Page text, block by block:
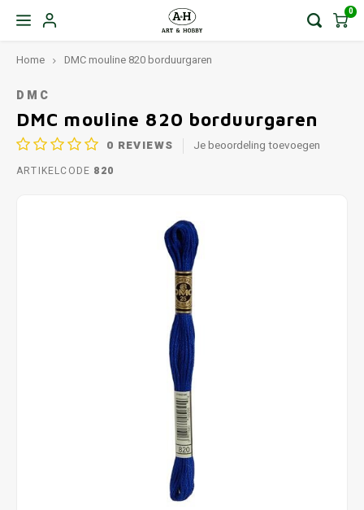
0
Home DMC mouline 820 borduurgaren
DMC
DMC mouline 820 borduurgaren
0 REVIEWS Je beoordeling toevoegen
ARTIKELCODE 820